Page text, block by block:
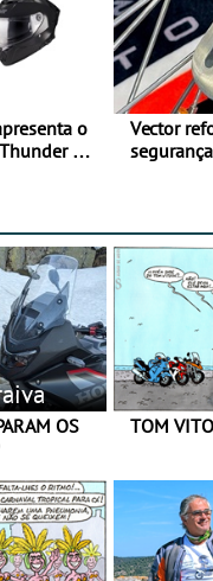
o
4 R
Vector
TOM